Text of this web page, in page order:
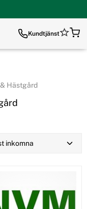
Kundtjänst
Hästgård